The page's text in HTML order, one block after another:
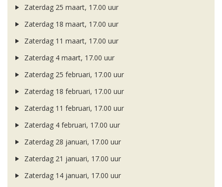
Zaterdag 25 maart, 17.00 uur
Zaterdag 18 maart, 17.00 uur
Zaterdag 11 maart, 17.00 uur
Zaterdag 4 maart, 17.00 uur
Zaterdag 25 februari, 17.00 uur
Zaterdag 18 februari, 17.00 uur
Zaterdag 11 februari, 17.00 uur
Zaterdag 4 februari, 17.00 uur
Zaterdag 28 januari, 17.00 uur
Zaterdag 21 januari, 17.00 uur
Zaterdag 14 januari, 17.00 uur